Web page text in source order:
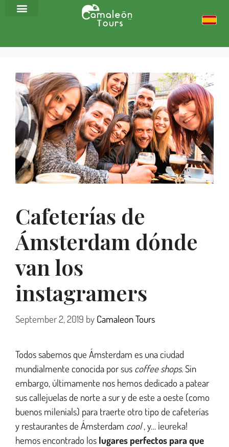
Cafeterías de
Ámsterdam dónde
van los
instagramers
September 2, 2019 by Camaleon Tours
Todos sabemos que Ámsterdam es una ciudad
mundialmente conocida por sus coffee shops. Sin
embargo, últimamente nos hemos dedicado a patear
sus callejuelas de norte a sur y de este a oeste (como
buenos milenials) para traerte otro tipo de cafeterías
y restaurantes de Ámsterdam cool, y… ¡eureka!
hemos encontrado los lugares perfectos para que